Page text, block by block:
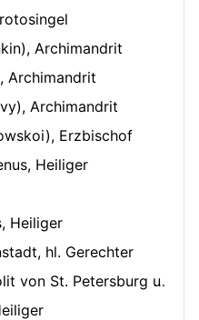
Archimandrit
Archimandrit
Archimandrit
Erzbischof
Heiliger
Heiliger
hl. Gerechter
St. Petersburg und Ladoga